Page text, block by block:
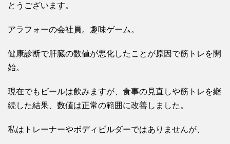
とうございます。
アラフォーの会社員。趣味ゲーム。
健康診断で肝臓の数値が悪化したことが原因で筋トレを開
始。
現在でもビールは飲みますが、食事の見直しや筋トレを継
続した結果、数値は正常の範囲に改善しました。
私はトレーナーやボディビルダーではありませんが、